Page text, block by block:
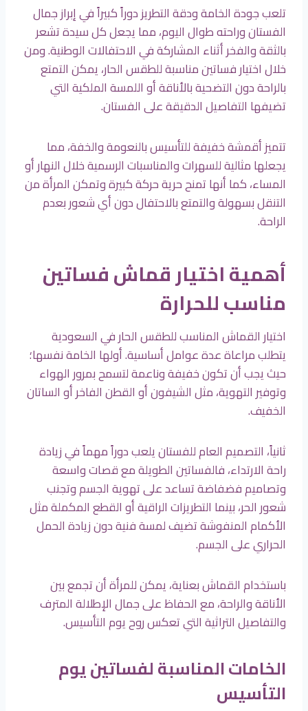
تلعب جودة الخامة ودقة التطريز دوراً كبيراً في إبراز جمال
الفستان وراحته طوال اليوم، مما يجعل كل سيدة تشعر
بالثقة والفخر أثناء المشاركة في الاحتفالات الوطنية. ومن
خلال اختيار فساتين مناسبة للطقس الحار، يمكن التمتع
بالراحة دون التضحية بالأناقة أو اللمسة الملكية التي
تضيفها التفاصيل الدقيقة على الفستان.
تتميز أقمشة خفيفة للتأسيس بالنعومة والخفة، مما
يجعلها مثالية للسهرات والمناسبات الرسمية خلال النهار أو
المساء، كما أنها تمنح حرية حركة كبيرة وتمكن المرأة من
التنقل بسهولة والتمتع بالاحتفال دون أي شعور بعدم
الراحة.
أهمية اختيار قماش فساتين
مناسب للحرارة
اختيار القماش المناسب للطقس الحار في السعودية
يتطلب مراعاة عدة عوامل أساسية. أولها الخامة نفسها؛
حيث يجب أن تكون خفيفة وناعمة لتسمح بمرور الهواء
وتوفير التهوية، مثل الشيفون أو القطن الفاخر أو الساتان
الخفيف.
ثانياً، التصميم العام للفستان يلعب دوراً مهماً في زيادة
راحة الارتداء، فالفساتين الطويلة مع قصات واسعة
وتصاميم فضفاضة تساعد على تهوية الجسم وتجنب
شعور الحر، بينما التطريزات الراقية أو القطع المكملة مثل
الأكمام المنفوشة تضيف لمسة فنية دون زيادة الحمل
الحراري على الجسم.
باستخدام القماش بعناية، يمكن للمرأة أن تجمع بين
الأناقة والراحة، مع الحفاظ على جمال الإطلالة المترف
والتفاصيل التراثية التي تعكس روح يوم التأسيس.
الخامات المناسبة لفساتين يوم
التأسيس